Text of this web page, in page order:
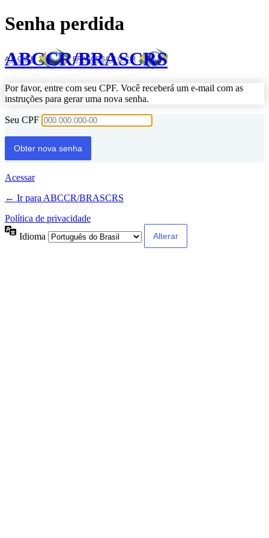
Senha perdida
ABCCR/BRASCRS
Por favor, entre com seu CPF. Você receberá um e-mail com as
instruções para gerar uma nova senha.
Seu CPF
Acessar
← Ir para ABCCR/BRASCRS
Política de privacidade
Idioma